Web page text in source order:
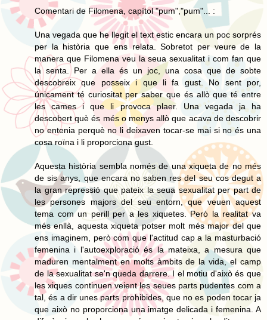
Comentari de Filomena, capítol "pum","pum"... :
Una vegada que he llegit el text estic encara un poc sorprés
per la història que ens relata. Sobretot per veure de la
manera que Filomena veu la seua sexualitat i com fan que
la senta. Per a ella és un joc, una cosa que de sobte
descobreix que posseix i que li fa gust. No sent por,
únicament té curiositat per saber que és allò que té entre
les cames i que li provoca plaer. Una vegada ja ha
descobert què és més o menys allò que acava de descobrir
no entenia perquè no li deixaven tocar-se mai si no és una
cosa roïna i li proporciona gust.
Aquesta història sembla només de una xiqueta de no més
de sis anys, que encara no saben res del seu cos degut a
la gran repressió que pateix la seua sexualitat per part de
les persones majors del seu entorn, que veuen aquest
tema com un perill per a les xiquetes. Però la realitat va
més enllà, aquesta xiqueta potser molt més major del que
ens imaginem, però com que l'actitud cap a la masturbació
femenina i l'autoexploració és la mateixa, a mesura que
maduren mentalment en molts àmbits de la vida, el camp
de la sexualitat se'n queda darrere. I el motiu d'això és que
les xiques continuen veient les seues parts pudentes com a
tal, és a dir unes parts prohibides, que no es poden tocar ja
que això no proporciona una imatge delicada i femenina. A